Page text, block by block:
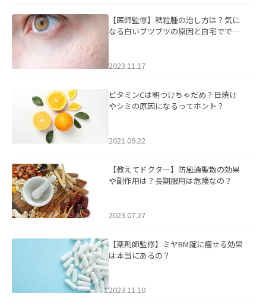
【医師監修】稗粒腫の治し方は？気に
なる白いブツブツの原因と自宅ででき
2023.11.17
ビタミンCは朝つけちゃだめ？日焼け
やシミの原因になるってホント？
2021.09.22
【教えてドクター】防風通聖散の効果
や副作用は？長期服用は危険なの？
2023.07.27
【薬剤師監修】ミヤBM錠に痩せる効果
は本当にあるの？
2023.11.10